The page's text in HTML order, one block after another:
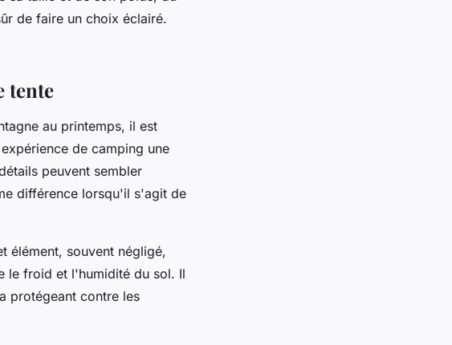
de faire un choix éclairé.
tente
au printemps, il est
de camping une
peuvent sembler
différence lorsqu'il s'agit de
élément, souvent négligé,
le froid et l'humidité du sol. Il
protégeant contre les